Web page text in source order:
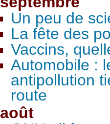
Un peu de
La fête des
Vaccins,
Automobile :
antipollution
route
août